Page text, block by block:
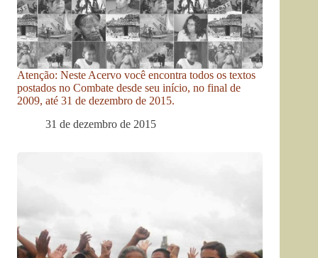
Atenção: Neste Acervo você encontra todos os textos
postados no Combate desde seu início, no final de
2009, até 31 de dezembro de 2015.
31 de dezembro de 2015